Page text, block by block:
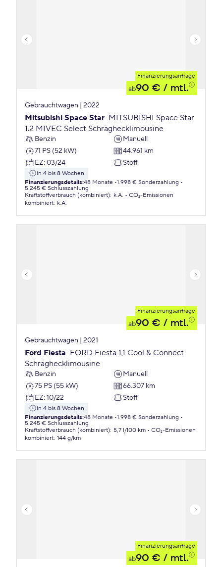
Finanzierungsanfrage
ab90 € / mtl.
Gebrauchtwagen | 2022
Mitsubishi Space Star MITSUBISHI Space Star
1.2 MIVEC Select Schräghecklimousine
Benzin
Manuell
71 PS (52 kW)
44.961 km
EZ: 03/24 Stoff
in 4 bis 8 Wochen
Finanzierungsdetails:48 Monate 1.998 € Sonderzahlung
5.245 € Schlusszahlung
Kraftstoffverbrauch (kombiniert): k.A.
CO₂-Emissionen
kombiniert: k.A.
Finanzierungsanfrage
ab90 € / mtl.
Gebrauchtwagen | 2021
Ford Fiesta FORD Fiesta 1,1 Cool & Connect
Schräghecklimousine
Benzin
Manuell
75 PS (55 kW)
66.307 km
EZ: 10/22 Stoff
in 4 bis 8 Wochen
Finanzierungsdetails:48 Monate 1.998 € Sonderzahlung
5.245 € Schlusszahlung
Kraftstoffverbrauch (kombiniert): 5,7 l/100 km
CO₂-Emissionen
kombiniert: 144 g/km
Finanzierungsanfrage
ab90 € / mtl.